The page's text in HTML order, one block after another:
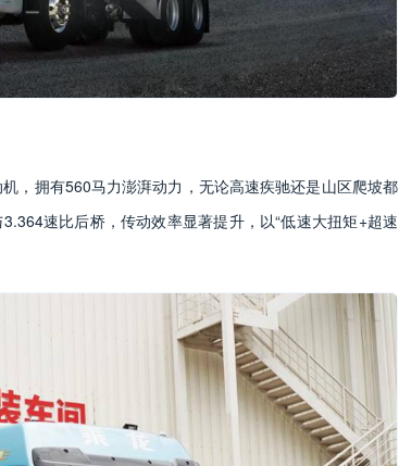
，拥有560马力澎湃动力，无论高速疾驰还是山区爬坡都
速比后桥，传动效率显著提升，以“低速大扭矩+超速